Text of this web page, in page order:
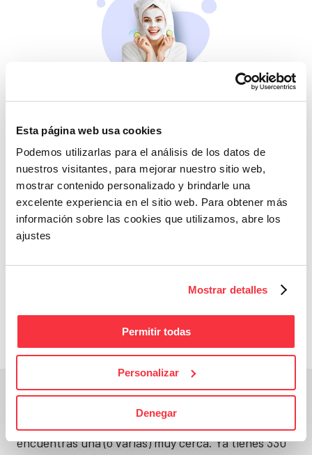
Esta página web usa cookies
Podemos utilizarlas para el análisis de los datos de
nuestros visitantes, para mejorar nuestro sitio web,
mostrar contenido personalizado y brindarle una
excelente experiencia en el sitio web. Para obtener más
información sobre las cookies que utilizamos, abre los
ajustes
Mostrar detalles
Permitir todas
Personalizar
Denegar
Belleza
Si no te mimas tú…
Adelántate a todos y
En un segundo, la encuentras.
No paramos de abrirtiendas. Seguro que
encuentras una (o varias) muy cerca. Ya tienes330